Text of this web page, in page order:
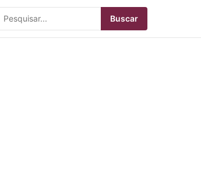
Buscar